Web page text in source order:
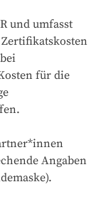
und umfasst
für die
Angaben